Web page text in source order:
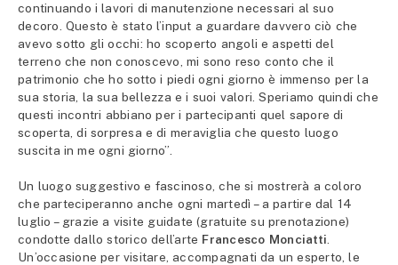
continuando i lavori di manutenzione necessari al suo
decoro. Questo è stato l’input a guardare davvero ciò che
avevo sotto gli occhi: ho scoperto angoli e aspetti del
terreno che non conoscevo, mi sono reso conto che il
patrimonio che ho sotto i piedi ogni giorno è immenso per la
sua storia, la sua bellezza e i suoi valori. Speriamo quindi che
questi incontri abbiano per i partecipanti quel sapore di
scoperta, di sorpresa e di meraviglia che questo luogo
suscita in me ogni giorno”.
Un luogo suggestivo e fascinoso, che si mostrerà a coloro
che parteciperanno anche ogni martedì – a partire dal 14
luglio – grazie a visite guidate (gratuite su prenotazione)
condotte dallo storico dell’arte Francesco Monciatti
Un’occasione per visitare, accompagnati da un esperto, le